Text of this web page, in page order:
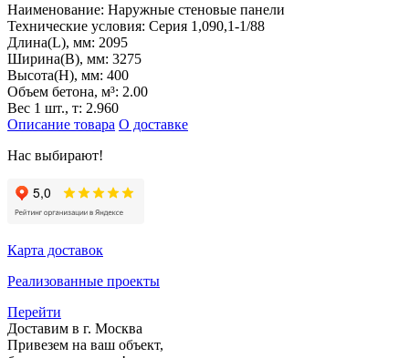
Наименование: Наружные стеновые панели
Технические условия: Серия 1,090,1-1/88
Длина(L), мм: 2095
Ширина(B), мм: 3275
Высота(H), мм: 400
Объем бетона, м³: 2.00
Вес 1 шт., т: 2.960
Описание товара О доставке
Нас выбирают!
Карта доставок
Реализованные проекты
Перейти
Доставим в г. Москва
Привезем на ваш объект,